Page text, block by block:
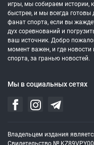
игры, мы собираем истории,
быстрее, и мы всегда
фанат спорта, если вы
дух соревнований и
ваш источник. Добро
момент важен, и где
спорта, за гранью новостей.
Мы в социальных сетях
Владельцем издания